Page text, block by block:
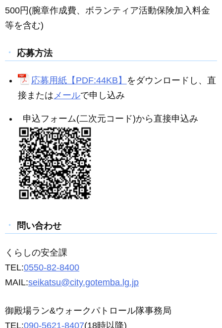
500円(腕章作成費、ボランティア活動保険加入料金
等を含む)
応募方法
応募用紙【PDF:44KB】
をダウンロードし、直
接または メールで申し込み
申込フォーム(二次元コード)から直接申込み
問い合わせ
くらしの安全課
TEL:0550-82-8400
MAIL:seikatsu@city.gotemba.lg.jp
御殿場ラン&ウォークパトロール隊事務局
TEL:090-5621-8407(18時以降)